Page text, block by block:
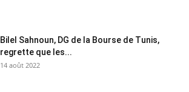
Bilel Sahnoun, DG de la Bourse de Tunis,
regrette que les...
14 août 2022